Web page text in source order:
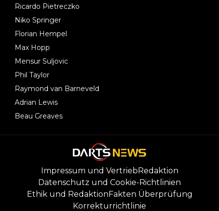
Ricardo Pietreczko
Niko Springer
Florian Hempel
Max Hopp
Mensur Suljovic
Phil Taylor
Raymond van Barneveld
Adrian Lewis
Beau Greaves
Impressum und VertriebRedaktion
Datenschutz und Cookie-Richtlinien
Ethik und RedaktionFakten Überprüfung
Korrekturrichtlinie